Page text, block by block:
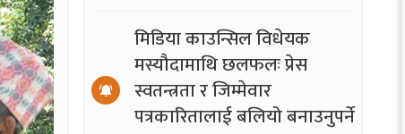
मिडिया काउन्सिल विधेयक
मस्यौदामाथि छलफलः प्रेस
स्वतन्त्रता र जिम्मेवार
पत्रकारितालाई बलियो बनाउनुपर्ने